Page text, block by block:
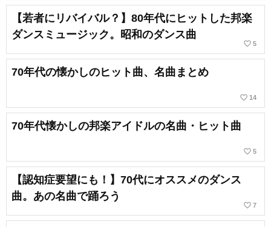
【若者にリバイバル？】80年代にヒットした邦楽
ダンスミュージック。昭和のダンス曲
favorite_border 5
70年代の懐かしのヒット曲、名曲まとめ
favorite_border 14
70年代懐かしの邦楽アイドルの名曲・ヒット曲
favorite_border 5
【認知症要望にも！】70代にオススメのダンス
曲。あの名曲で踊ろう
favorite_border 7